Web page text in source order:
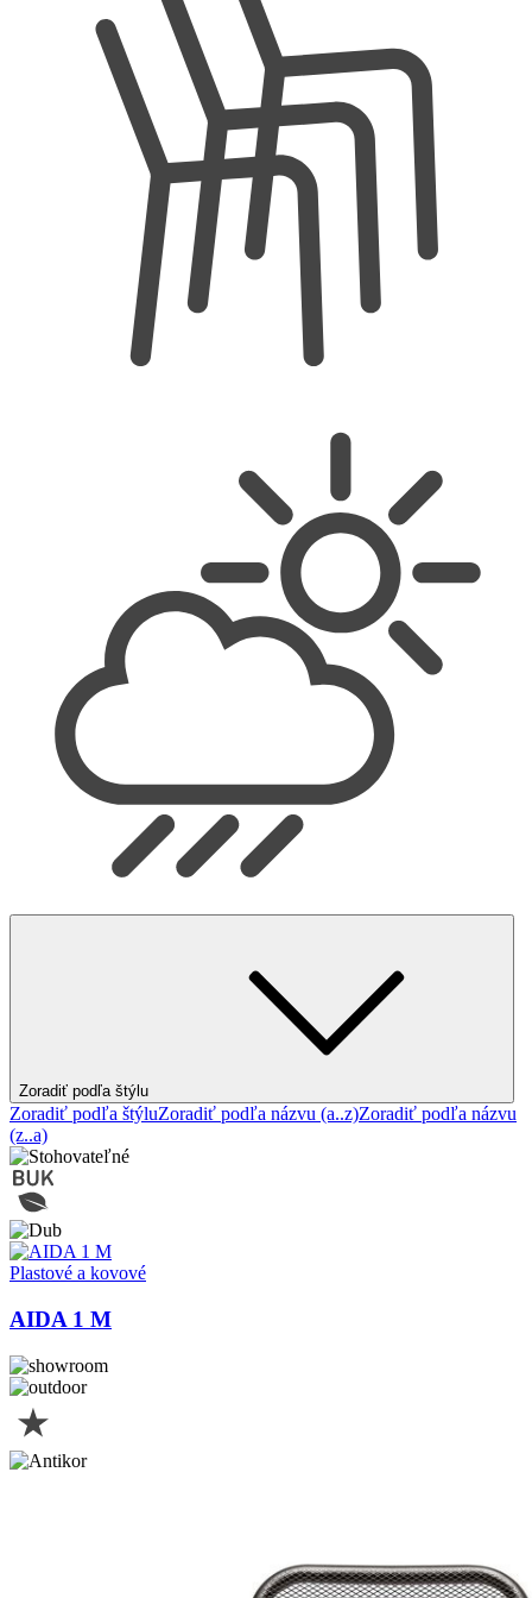
Zoradiť podľa štýlu
Zoradiť podľa štýluZoradiť podľa názvu (a..z)Zoradiť podľa názvu
(z..a)
Plastové a kovové
AIDA 1 M